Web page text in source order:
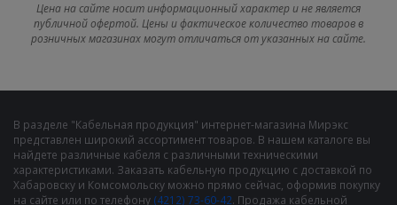
Цена на сайте носит информационный характер и не является
публичной офертой. Цены и фактическое количество товаров в
розничных магазинах могут отличаться от указанных на сайте.
В разделе "Кабельная продукция" интернет-магазина Мирэкс
представлен широкий ассортимент товаров. В нашем каталоге вы
найдете различные кабеля с различными техническими
характеристиками. Заказать кабельную продукцию с доставкой по
Хабаровску и Комсомольску можно прямо сейчас, оформив покупку
на сайте или по телефону (4212) 73-60-42. Продажа кабельной